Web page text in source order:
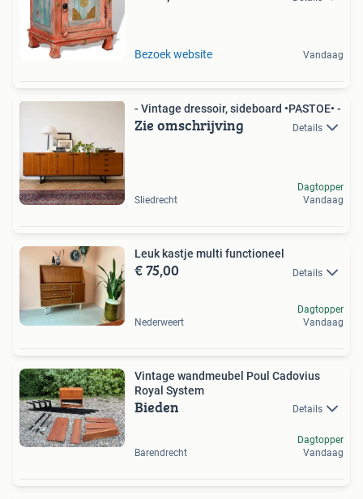
Bezoek website Vandaag
- Vintage dressoir, sideboard •PASTOE• -
Zie omschrijving Details
Sliedrecht
Dagtopper
Vandaag
Leuk kastje multi functioneel
€ 75,00 Details
Nederweert
Dagtopper
Vandaag
Vintage wandmeubel Poul Cadovius
Royal System
Bieden Details
Barendrecht
Dagtopper
Vandaag